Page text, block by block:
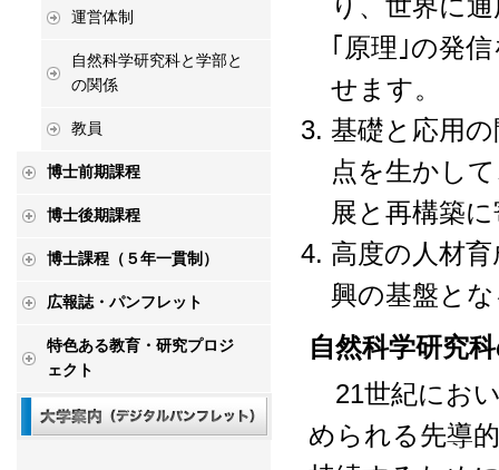
運営体制
自然科学研究科と学部と
の関係
教員
博士前期課程
博士後期課程
博士課程（５年一貫制）
広報誌・パンフレット
特色ある教育・研究プロジ
ェクト
り、世界に
｢原理｣の発
せます。
基礎と応用
点を生かし
展と再構築
高度の人材
興の基盤と
自然科学研究
21世紀にお
められる先導